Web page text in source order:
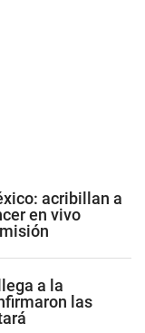
acribillan a
en vivo
a la
las